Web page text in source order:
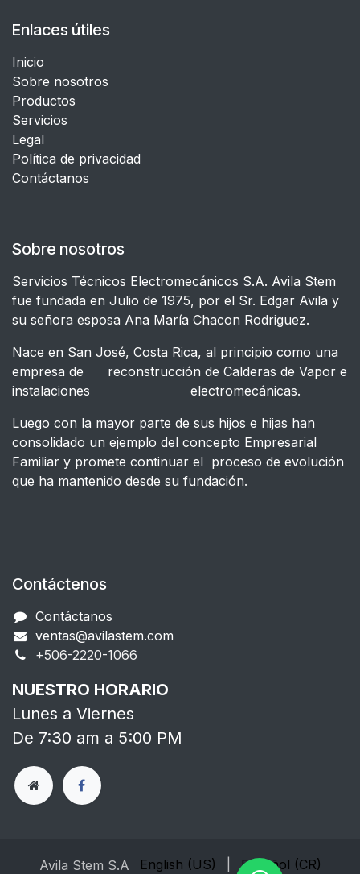
Enlaces útiles
Inicio
Sobre nosotros
Productos
Servicios
Legal
​Política de privacidad
Contáctanos
Sobre nosotros
Servicios Técnicos Electromecánicos S.A. Avila Stem
fue fundada en Julio de 1975, por el Sr. Edgar Avila y
su señora esposa Ana María Chacon Rodriguez.
Nace en San José, Costa Rica, al principio como una
empresa de reconstrucción de Calderas de Vapor e
instalaciones electromecánicas.
Luego con la mayor parte de sus hijos e hijas han
consolidado un ejemplo del concepto Empresarial
Familiar y promete continuar el proceso de evolución
que ha mantenido desde su fundación.
Contáctenos
Contáctanos
ventas@avilastem.com
+506-2220-1066​
NUESTRO HORARIO
Lunes a Viernes
De 7:30 am a 5:00 PM
Avila Stem S.A English (US) Español (CR)